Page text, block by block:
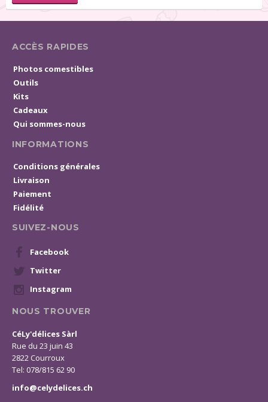
ACCÈS RAPIDES
Photos comestibles
Outils
Kits
Cadeaux
Qui sommes-nous
INFORMATIONS
Conditions générales
Livraison
Paiement
Fidélité
SUIVEZ-NOUS
Facebook
Twitter
Instagram
NOUS TROUVER
CéLy'délices Sàrl
Rue du 23 juin 43
2822 Courroux
Tel: 078/815 62 90
info@celydelices.ch